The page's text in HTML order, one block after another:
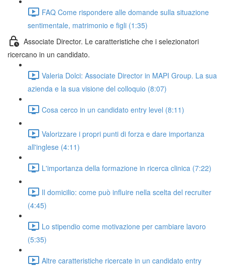
FAQ Come rispondere alle domande sulla situazione
sentimentale, matrimonio e figli (1:35)
Associate Director. Le caratteristiche che i selezionatori
ricercano in un candidato.
Valeria Dolci: Associate Director in MAPI Group. La sua
azienda e la sua visione del colloquio (8:07)
Cosa cerco in un candidato entry level (8:11)
Valorizzare i propri punti di forza e dare importanza
all'inglese (4:11)
L'importanza della formazione in ricerca clinica (7:22)
Il domicilio: come può influire nella scelta del recruiter
(4:45)
Lo stipendio come motivazione per cambiare lavoro
(5:35)
Altre caratteristiche ricercate in un candidato entry